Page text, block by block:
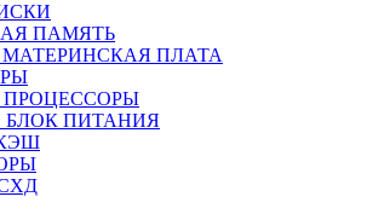
ПАМЯТЬ
ПЛАТА
ПРОЦЕССОРЫ
БЛОК ПИТАНИЯ